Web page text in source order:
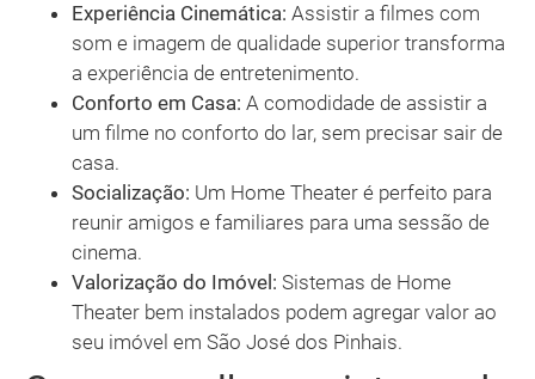
Experiência Cinemática: Assistir a filmes com
som e imagem de qualidade superior transforma
a experiência de entretenimento.
Conforto em Casa: A comodidade de assistir a
um filme no conforto do lar, sem precisar sair de
casa.
Socialização: Um Home Theater é perfeito para
reunir amigos e familiares para uma sessão de
cinema.
Valorização do Imóvel: Sistemas de Home
Theater bem instalados podem agregar valor ao
seu imóvel em São José dos Pinhais.